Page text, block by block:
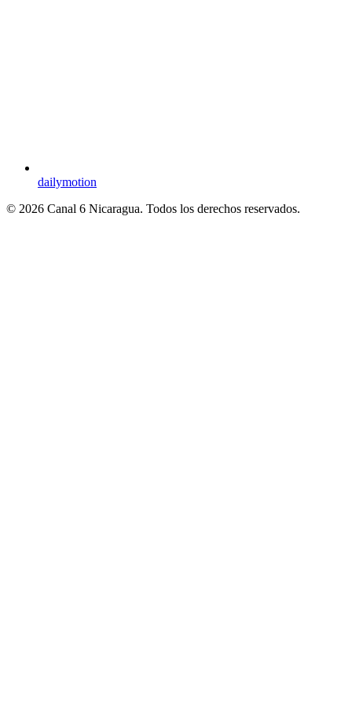
dailymotion
© 2026 Canal 6 Nicaragua. Todos los derechos reservados.